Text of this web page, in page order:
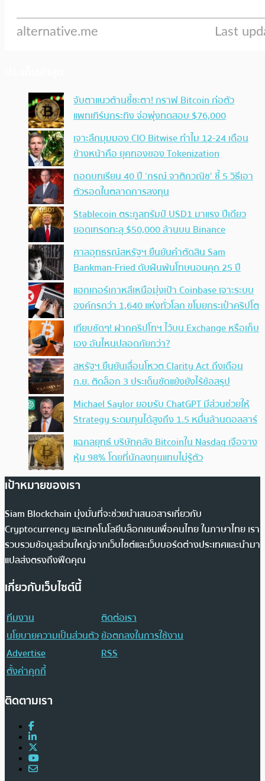
จับตาแนวต้านชี้ชะตา! กราฟ Bitcoin ก่อตัว
แพทเทิร์นกระทิง จ่อพุ่งทดสอบ $76,000
เจาะลึกมุมมอง CIO Bitwise ทำไม 12-24 เดือน
ข้างหน้าคือ ยุคทองของ Tokenization
ถอดบทเรียน 40 ปี ‘กรณ์ จาติกวณิช’ ชี้ 5 วิธีเอา
ตัวรอดในตลาดการลงทุน
Stablecoin ตระกูลทรัมป์ USD1 มาแรง ปีเดียว
ยอดเทรดทะลุ $50,000 ล้านบน Binance
ศาลอุทธรณ์สหรัฐฯ ยืนยันคำตัดสิน Sam
Bankman-Fried ดับฝันพ้นโทษนอนคุก 25 ปี
แฮกเกอร์เกาหลีเหนือมุ่งเป้า Coinbase เจาะระบบ
องค์กรกว่า 1,640 แห่งทั่วโลก ขโมยกระเป๋าคริปโต
เทียบชัดๆ! ฝากคริปโทฯ ไว้บน Exchange หรือเก็บ
เอง อันไหนปลอดภัยกว่า?
สหรัฐฯ ยืนยันเลื่อนโหวต Clarity Act ถึงเดือน
ก.ย. ติดล็อก 3 ประเด็นขัดแย้งยังไร้ข้อสรุป
Michael Saylor ยอมรับ ChatGPT มีส่วนช่วยให้
Strategy ระดมทุนได้สูงถึง 1.5 หมื่นล้านดอลลาร์
แฉกลยุทธ์ บริษัทคลัง Bitcoinใน Nasdaq เจือจาง
หุ้น 98% โดยที่นักลงทุนแทบไม่รู้ตัว
เป้าหมายของเรา
Siam Blockchain มุ่งมั่นที่จะช่วยนำเสนอสารเกี่ยวกับ
Cryptocurrency และเทคโนโลยีบล็อกเชนเพื่อคนไทย ในภาษาไทย เรา
รวบรวมข้อมูลส่วนใหญ่จากเว็บไซต์และเว็บบอร์ดต่างประเทศและนำมา
แปลส่งตรงถึงฟีดคุณ
เกี่ยวกับเว็บไซต์นี้
ทีมงาน
ติดต่อเรา
นโยบายความเป็นส่วนตัวข้อตกลงในการใช้งาน
Advertise
RSS
ตั้งค่าคุกกี้
ติดตามเรา